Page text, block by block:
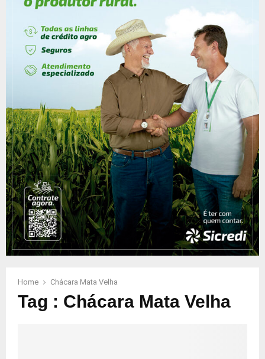
Home Chácara Mata Velha
Tag : Chácara Mata Velha